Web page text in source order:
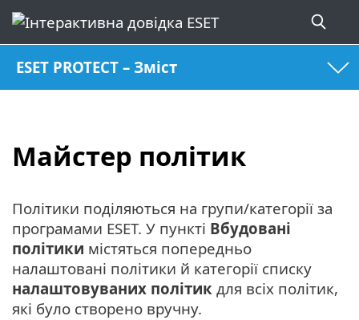
ESET PROTECT – Зміст
Майстер політик
Політики поділяються на групи/категорії за
програмами ESET. У пункті Вбудовані
політики містяться попередньо
налаштовані політики й категорії списку
налаштовуваних політик для всіх політик,
які було створено вручну.